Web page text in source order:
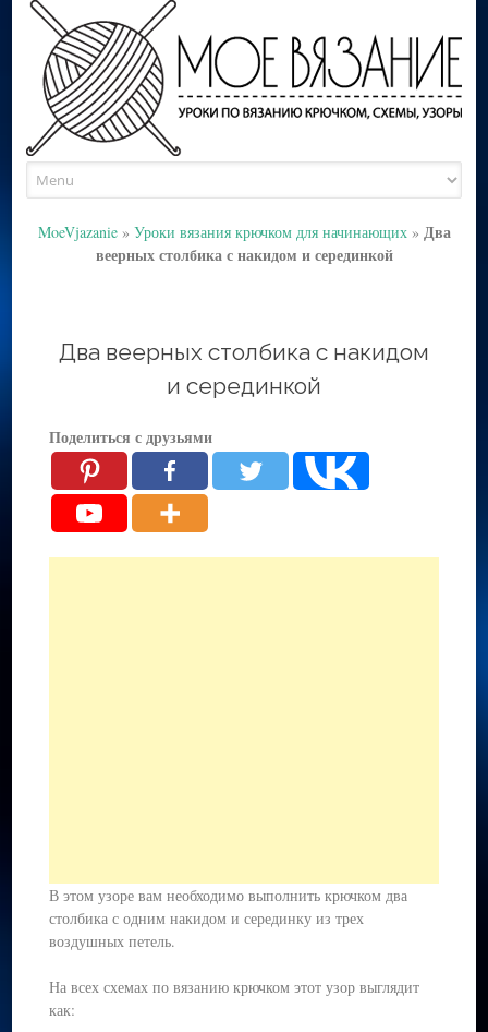
to
MoeVjazanie» Уроки вязания крючком для начинающих» Два
веерных столбика с накидом и серединкой
Два веерных столбика с накидом
и серединкой
Поделиться с друзьями
В этом узоре вам необходимо выполнить крючком два
столбика с одним накидом и серединку из трех
воздушных петель.
На всех схемах по вязанию крючком этот узор выглядит
как: